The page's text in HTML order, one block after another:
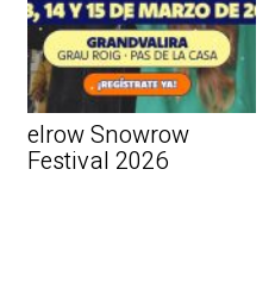
elrow Snowrow
Festival 2026